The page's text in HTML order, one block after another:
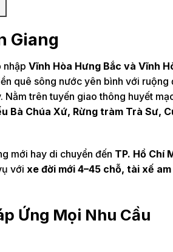
Giang
nhập Vĩnh Hòa Hưng Bắc và Vĩnh
quê sông nước yên bình với ruộng
trên tuyến giao thông huyết
Bà Chúa Xứ, Rừng tràm Trà Sư,
mới hay di chuyển đến TP. Hồ Chí
với xe đời mới 4–45 chỗ, tài xế
Ứng Mọi Nhu Cầu